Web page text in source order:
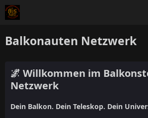
Balkonauten Netzwerk
🌌 Willkommen im
Netzwerk
Dein Balkon. Dein Teleskop. Dein